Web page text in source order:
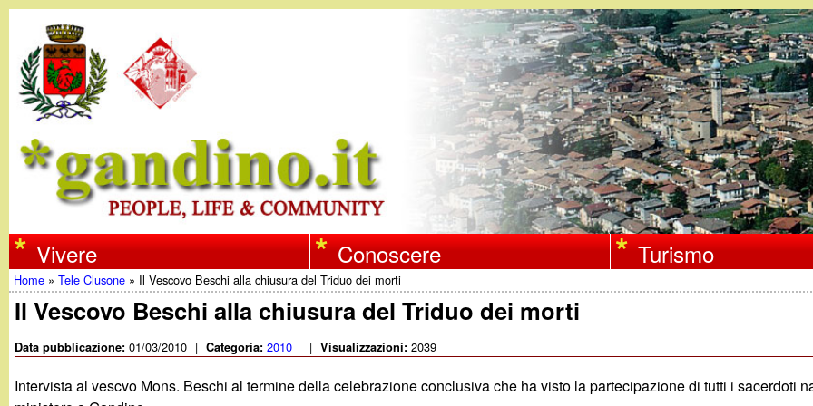
Salta
al
contenuto
principale
w
w
w
.
Vivere Conoscere Turismo
Tu
sei
qui
Home »Tele Clusone » Il Vescovo Beschi alla chiusura del Triduo dei morti
Il Vescovo Beschi alla chiusura del Triduo dei morti
Data pubblicazione:01/03/2010 | Categoria:2010 | Visualizzazioni:2039
Intervista al vescvo Mons. Beschi al termine della celebrazione conclusiva che ha visto la partecipazione di tutti i sacerdoti